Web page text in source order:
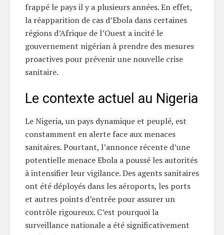
frappé le pays il y a plusieurs années. En effet,
la réapparition de cas d’Ebola dans certaines
régions d’Afrique de l’Ouest a incité le
gouvernement nigérian à prendre des mesures
proactives pour prévenir une nouvelle crise
sanitaire.
Le contexte actuel au Nigeria
Le Nigeria, un pays dynamique et peuplé, est
constamment en alerte face aux menaces
sanitaires. Pourtant, l’annonce récente d’une
potentielle menace Ebola a poussé les autorités
à intensifier leur vigilance. Des agents sanitaires
ont été déployés dans les aéroports, les ports
et autres points d’entrée pour assurer un
contrôle rigoureux. C’est pourquoi la
surveillance nationale a été significativement